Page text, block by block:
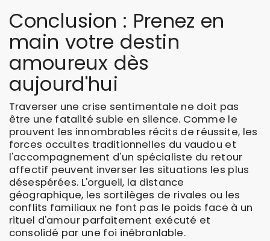
Conclusion : Prenez en
main votre destin
amoureux dès
aujourd'hui
Traverser une crise sentimentale ne doit pas
être une fatalité subie en silence. Comme le
prouvent les innombrables récits de réussite, les
forces occultes traditionnelles du vaudou et
l'accompagnement d'un spécialiste du retour
affectif peuvent inverser les situations les plus
désespérées. L'orgueil, la distance
géographique, les sortilèges de rivales ou les
conflits familiaux ne font pas le poids face à un
rituel d'amour parfaitement exécuté et
consolidé par une foi inébranlable.